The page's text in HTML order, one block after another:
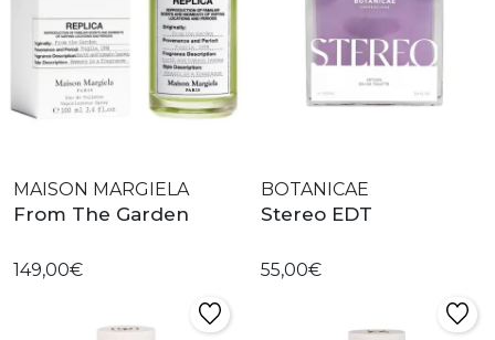
MAISON MARGIELA
From The Garden
149,00€
BOTANICAE
Stereo EDT
55,00€